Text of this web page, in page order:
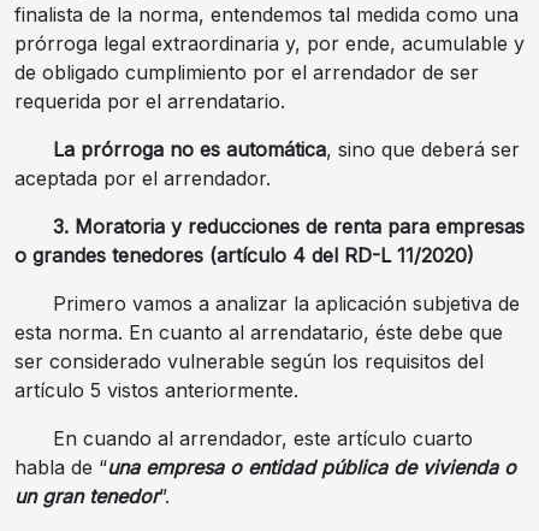
finalista de la norma, entendemos tal medida como una
prórroga legal extraordinaria y, por ende, acumulable y
de obligado cumplimiento por el arrendador de ser
requerida por el arrendatario.
La prórroga no es automática, sino que deberá ser
aceptada por el arrendador.
3. Moratoria y reducciones de renta para empresas
o grandes tenedores (artículo 4 del RD-L 11/2020)
Primero vamos a analizar la aplicación subjetiva de
esta norma. En cuanto al arrendatario, éste debe que
ser considerado vulnerable según los requisitos del
artículo 5 vistos anteriormente.
En cuando al arrendador, este artículo cuarto
habla de “una empresa o entidad pública de vivienda o
un gran tenedor”.